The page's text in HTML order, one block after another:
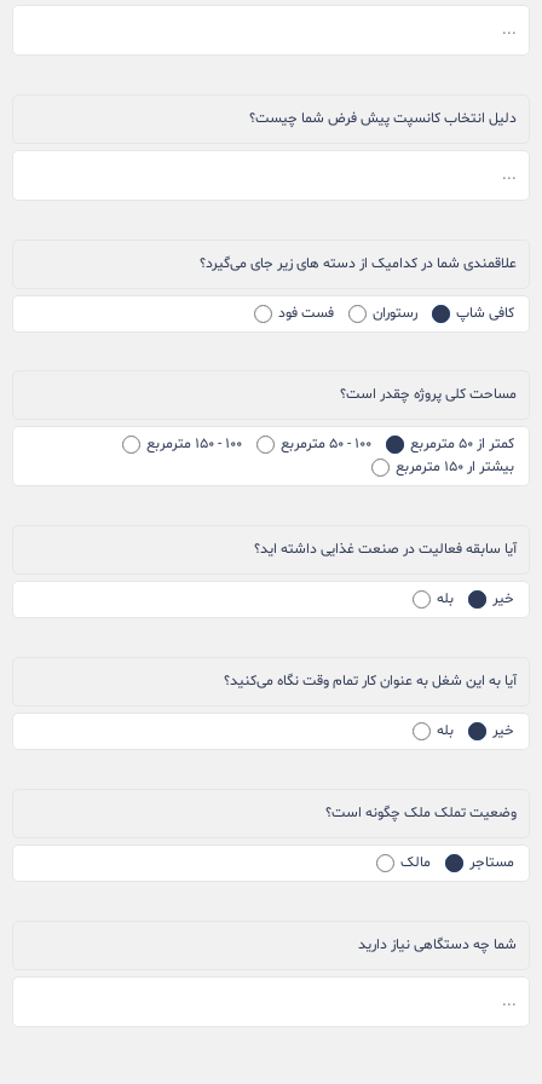
دلیل انتخاب کانسپت پیش فرض شما چیست؟
علاقمندی شما در کدامیک از دسته های زیر جای می‌گیرد؟
کافی شاپ رستوران فست فود
مساحت کلی پروژه چقدر است؟
کمتر از ۵۰ مترمربع ۱۰۰ - ۵۰ مترمربع
۱۰۰ - ۱۵۰ مترمربع
بیشتر ار ۱۵۰ مترمربع
آیا سابقه فعالیت در صنعت غذایی داشته اید؟
خیر بله
آیا به این شغل به عنوان کار تمام وقت نگاه می‌کنید؟
خیر بله
وضعیت تملک ملک چگونه است؟
مستاجر مالک
شما چه دستگاهی نیاز دارید